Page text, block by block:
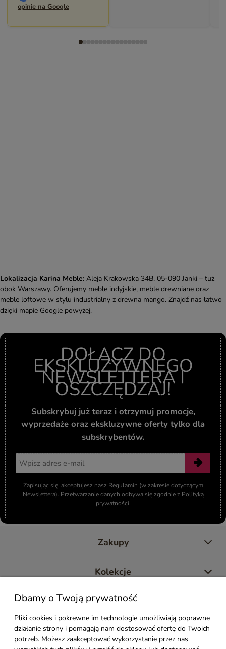
opinie na Google
Lokalizacja Karina Meble: Aleja Krakowska 34B, 05-090 Janki – tuż
obok Warszawy. Oferujemy meble indyjskie, meble drewniane oraz
meble loftowe w stylu industrialny z drewna mango. Znajdź nas łatwo
dzięki mapie Google powyżej.
DOŁĄCZ DO
EKSKLUZYWNEGO
NEWSLETTERA I
OSZCZĘDZAJ!
Subskrybuj już teraz i otrzymuj promocje,
wyprzedaże oraz ekskluzywne oferty tylko dla
subskrybentów.
Zapisując się, akceptujesz nasz Regulamin (w zakresie dotyczącym
Newslettera). Przetwarzanie danych odbywa się zgodnie z Polityką
prywatności.
Zakupy
Kolekcje
Moje konto
Pomoc
Dbamy o Twoją prywatność
Pliki cookies i pokrewne im technologie umożliwiają poprawne
działanie strony i pomagają nam dostosować ofertę do Twoich
potrzeb. Możesz zaakceptować wykorzystanie przez nas